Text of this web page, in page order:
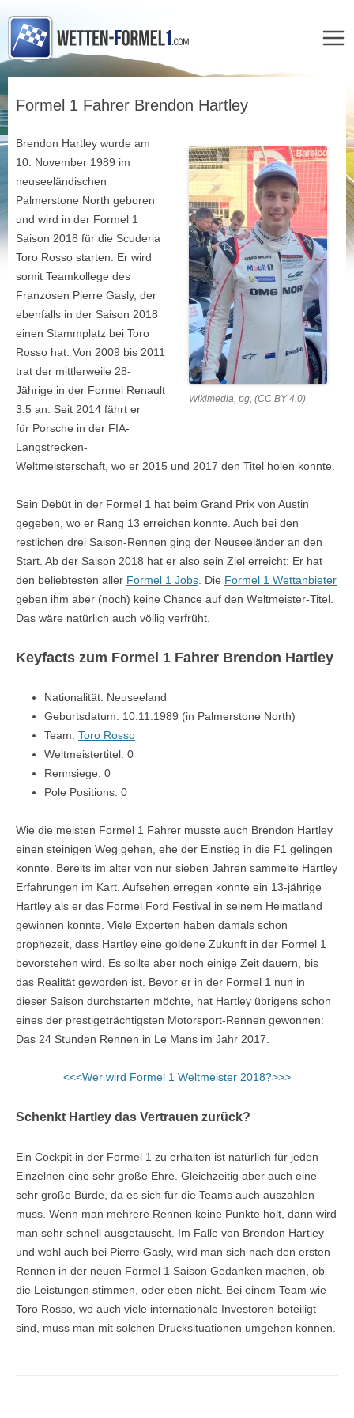
springen
Formel 1 Fahrer Brendon Hartley
Wikimedia, pg, (CC BY 4.0)
Brendon Hartley wurde am
10. November 1989 im
neuseeländischen
Palmerstone North geboren
und wird in der Formel 1
Saison 2018 für die Scuderia
Toro Rosso starten. Er wird
somit Teamkollege des
Franzosen Pierre Gasly, der
ebenfalls in der Saison 2018
einen Stammplatz bei Toro
Rosso hat. Von 2009 bis 2011
trat der mittlerweile 28-
Jährige in der Formel Renault
3.5 an. Seit 2014 fährt er
für Porsche in der FIA-
Langstrecken-
Weltmeisterschaft, wo er 2015 und 2017 den Titel holen konnte.
Sein Debüt in der Formel 1 hat beim Grand Prix von Austin
gegeben, wo er Rang 13 erreichen konnte. Auch bei den
restlichen drei Saison-Rennen ging der Neuseeländer an den
Start. Ab der Saison 2018 hat er also sein Ziel erreicht: Er hat
den beliebtesten aller Formel 1 Jobs . Die Formel 1 Wettanbieter
geben ihm aber (noch) keine Chance auf den Weltmeister-Titel.
Das wäre natürlich auch völlig verfrüht.
Keyfacts zum Formel 1 Fahrer Brendon Hartley
Nationalität: Neuseeland
Geburtsdatum: 10.11.1989 (in Palmerstone North)
Team: Toro Rosso
Weltmeistertitel: 0
Rennsiege: 0
Pole Positions: 0
Wie die meisten Formel 1 Fahrer musste auch Brendon Hartley
einen steinigen Weg gehen, ehe der Einstieg in die F1 gelingen
konnte. Bereits im alter von nur sieben Jahren sammelte Hartley
Erfahrungen im Kart. Aufsehen erregen konnte ein 13-jährige
Hartley als er das Formel Ford Festival in seinem Heimatland
gewinnen konnte. Viele Experten haben damals schon
prophezeit, dass Hartley eine goldene Zukunft in der Formel 1
bevorstehen wird. Es sollte aber noch einige Zeit dauern, bis
das Realität geworden ist. Bevor er in der Formel 1 nun in
dieser Saison durchstarten möchte, hat Hartley übrigens schon
eines der prestigeträchtigsten Motorsport-Rennen gewonnen:
Das 24 Stunden Rennen in Le Mans im Jahr 2017.
<<<Wer wird Formel 1 Weltmeister 2018?>>>
Schenkt Hartley das Vertrauen zurück?
Ein Cockpit in der Formel 1 zu erhalten ist natürlich für jeden
Einzelnen eine sehr große Ehre. Gleichzeitig aber auch eine
sehr große Bürde, da es sich für die Teams auch auszahlen
muss. Wenn man mehrere Rennen keine Punkte holt, dann wird
man sehr schnell ausgetauscht. Im Falle von Brendon Hartley
und wohl auch bei Pierre Gasly, wird man sich nach den ersten
Rennen in der neuen Formel 1 Saison Gedanken machen, ob
die Leistungen stimmen, oder eben nicht. Bei einem Team wie
Toro Rosso, wo auch viele internationale Investoren beteiligt
sind, muss man mit solchen Drucksituationen umgehen können.